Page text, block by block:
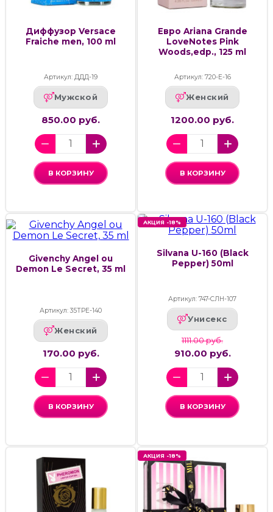
Диффузор Versace
Fraiche men, 100 ml
Артикул: ДДД-19
Мужской
850.00 руб.
В КОРЗИНУ
Евро Ariana Grande
LoveNotes Pink
Woods,edp., 125 ml
Артикул: 720-Е-16
Женский
1200.00 руб.
В КОРЗИНУ
Givenchy Angel ou
Demon Le Secret, 35 ml
Артикул: 35ТРЕ-140
Женский
170.00 руб.
В КОРЗИНУ
АКЦИЯ -18%
Silvana U-160 (Black
Pepper) 50ml
Артикул: 747-СЛН-107
Унисекс
1111.00 руб.
910.00 руб.
В КОРЗИНУ
АКЦИЯ -18%